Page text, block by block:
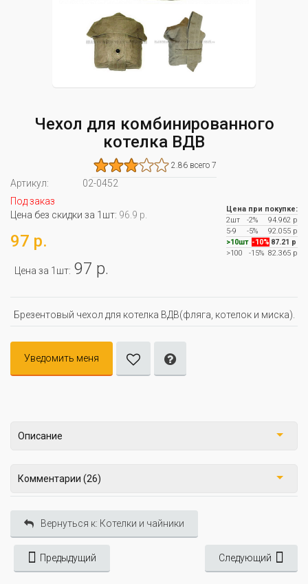
Чехол для комбинированного
котелка ВДВ
2.86 всего 7
Артикул:
02-0452
Под заказ
Цена без скидки за 1шт: 96.9 р.
97 р.
Цена за 1шт: 97 р.
Цена при покупке:
2шт
-2%
94.962 р
5-9
-5%
92.055 р
>10шт -10% 87.21 р
>100
-15% 82.365 р
Брезентовый чехол для котелка ВДВ(фляга, котелок и миска).
Уведомить меня
Описание
Комментарии (26)
Вернуться к: Котелки и чайники
Предыдущий Следующий